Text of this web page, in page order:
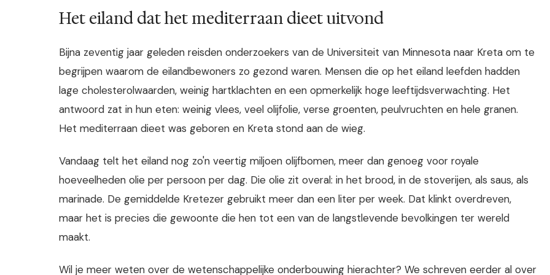
Het eiland dat het mediterraan dieet uitvond
Bijna zeventig jaar geleden reisden onderzoekers van de Universiteit van Minnesota naar Kreta om te
begrijpen waarom de eilandbewoners zo gezond waren. Mensen die op het eiland leefden hadden
lage cholesterolwaarden, weinig hartklachten en een opmerkelijk hoge leeftijdsverwachting. Het
antwoord zat in hun eten: weinig vlees, veel olijfolie, verse groenten, peulvruchten en hele granen.
Het mediterraan dieet was geboren en Kreta stond aan de wieg.
Vandaag telt het eiland nog zo'n veertig miljoen olijfbomen, meer dan genoeg voor royale
hoeveelheden olie per persoon per dag. Die olie zit overal: in het brood, in de stoverijen, als saus, als
marinade. De gemiddelde Kretezer gebruikt meer dan een liter per week. Dat klinkt overdreven,
maar het is precies die gewoonte die hen tot een van de langstlevende bevolkingen ter wereld
maakt.
Wil je meer weten over de wetenschappelijke onderbouwing hierachter? We schreven eerder al over